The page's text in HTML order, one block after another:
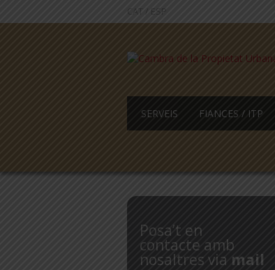
CAT / ESP
SERVEIS FIANCES / ITP
Posa’t en
contacte amb
nosaltres via mail